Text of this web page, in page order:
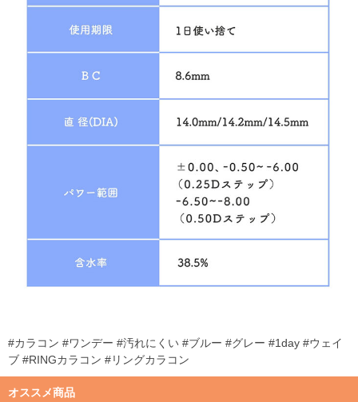
#カラコン #ワンデー #汚れにくい #ブルー #グレー #1day #ウェイ
ブ #RINGカラコン #リングカラコン
オススメ商品